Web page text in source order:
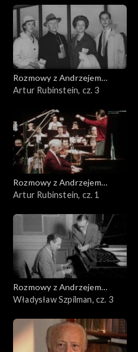
Rozmowy z Andrzejem
Doboszem
Artur Rubinstein, cz. 3
Rozmowy z Andrzejem
Doboszem
Artur Rubinstein, cz. 1
Rozmowy z Andrzejem
Doboszem
Władysław Szpilman, cz. 3